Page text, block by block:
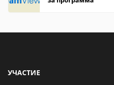
УЧАСТИЕ